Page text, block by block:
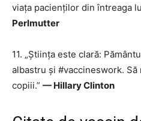
viața pacienților din întreaga
Perlmutter
11. „Știința este clară:
albastru și #vaccineswork.
copiii.” — Hillary Clinton